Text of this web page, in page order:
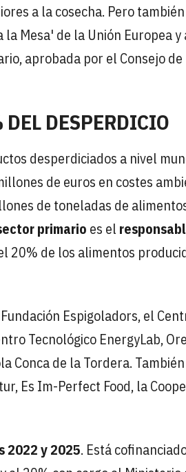
a la cosecha. Pero
Mesa' de la Unión Europea y
aprobada por el Consejo de
DESPERDICIO
desperdiciados a nivel
de euros en costes
de toneladas de
primario es el
20% de los alimentos
Espigoladors, el
Tecnológico EnergyLab,
Conca de la Tordera. También
Es Im-Perfect Food, la
2022 y 2025. Está